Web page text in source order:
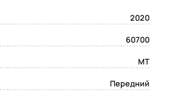
2020
60700
MT
Передний